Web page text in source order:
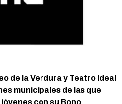
de la Verdura y Teatro Ideal
municipales de las que
con su Bono